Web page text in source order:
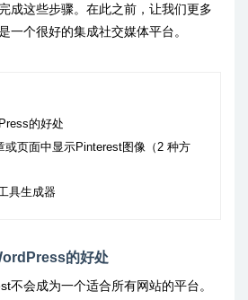
成这些步骤。在此之前，让我们更多
一个很好的集成社交媒体平台。
的好处
或页面中显示Pinterest图像（2 种方
具生成器
的好处
不会成为一个适合所有网站的平台。